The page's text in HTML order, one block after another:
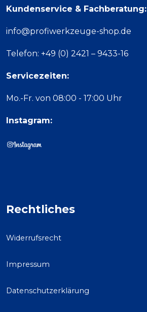
Kundenservice & Fachberatung:
info@profiwerkzeuge-shop.de
Telefon: +49 (0) 2421 – 9433-16
Servicezeiten:
Mo.-Fr. von 08:00 - 17:00 Uhr
Instagram:
Rechtliches
Widerrufsrecht
Impressum
Datenschutzerklärung